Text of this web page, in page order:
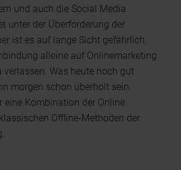
und auch die Social Media
unter der Überforderung der
ist es auf lange Sicht gefährlich,
alleine auf Onlinemarketing
verlassen. Was heute noch gut
morgen schon überholt sein.
eine Kombination der Online
Offline-Methoden der